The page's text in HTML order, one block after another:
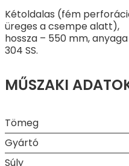
Kétoldalas (fém
üreges a csempe alatt),
hossza – 550 mm,
304 SS.
MŰSZAKI
Tömeg
Gyártó
Súly